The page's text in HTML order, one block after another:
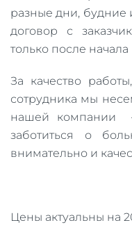
разные дни,
договор с
только после
За качество
сотрудника мы
нашей компании
заботиться о
внимательно и
Цены актуальны на